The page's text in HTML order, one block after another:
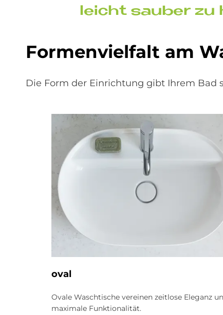
leicht sau­ber zu
For­men­viel­falt am
Die Form der Einrichtung gibt Ihrem Bad
oval
Ovale Waschtische vereinen zeitlose Eleganz
maximale Funktionalität.